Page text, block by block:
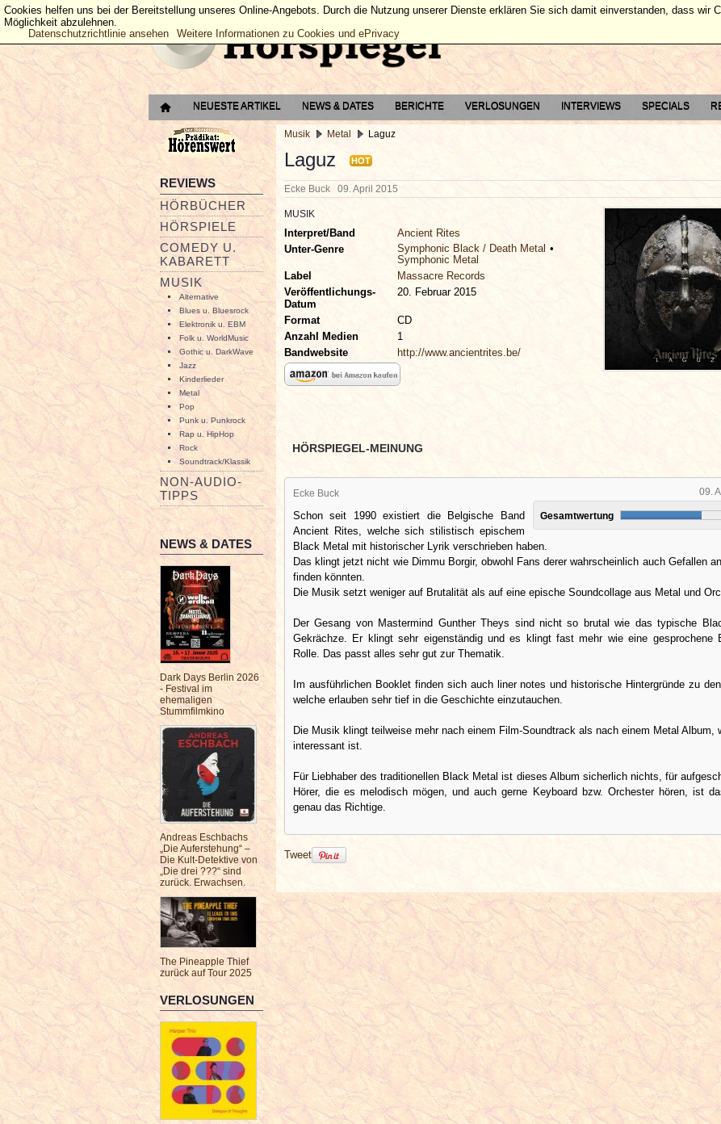
NEUESTE ARTIKEL NEWS & DATES BERICHTE VERLOSUNGEN INTERVIEWS SPECIALS
REVIEWS
HÖRBÜCHER
HÖRSPIELE
COMEDY U.
KABARETT
MUSIK
Alternative
Blues u. Bluesrock
Elektronik u. EBM
Folk u. WorldMusic
Gothic u. DarkWave
Jazz
Kinderlieder
Metal
Pop
Punk u. Punkrock
Rap u. HipHop
Rock
Soundtrack/Klassik
NON-AUDIO-
TIPPS
NEWS & DATES
Dark Days Berlin 2026
- Festival im
ehemaligen
Stummfilmkino
Andreas Eschbachs
„Die Auferstehung“ –
Die Kult-Detektive von
„Die drei ???“ sind
zurück. Erwachsen.
The Pineapple Thief
zurück auf Tour 2025
VERLOSUNGEN
Musik Metal Laguz
Laguz HOT
Ecke Buck 09. April 2015
MUSIK
Interpret/Band
Ancient Rites
Unter-Genre
Symphonic Black / Death Metal
Symphonic Metal
Label
Massacre Records
Veröffentlichungs-
Datum
20. Februar 2015
Format
CD
Anzahl Medien
1
Bandwebsite
http://www.ancientrites.be/
HÖRSPIEGEL-MEINUNG
09.
Ecke Buck
Gesamtwertung
Schon seit 1990 existiert die Belgische Band
Ancient Rites, welche sich stilistisch epischem
Black Metal mit historischer Lyrik verschrieben haben.
Das klingt jetzt nicht wie Dimmu Borgir, obwohl Fans derer wahrscheinlich auch Gefallen an
finden könnten.
Die Musik setzt weniger auf Brutalität als auf eine epische Soundcollage aus Metal und
Der Gesang von Mastermind Gunther Theys sind nicht so brutal wie das typische
Gekrächze. Er klingt sehr eigenständig und es klingt fast mehr wie eine gesprochene
Rolle. Das passt alles sehr gut zur Thematik.
Im ausführlichen Booklet finden sich auch liner notes und historische Hintergründe zu den
welche erlauben sehr tief in die Geschichte einzutauchen.
Die Musik klingt teilweise mehr nach einem Film-Soundtrack als nach einem Metal Album,
interessant ist.
Für Liebhaber des traditionellen Black Metal ist dieses Album sicherlich nichts, für
Hörer, die es melodisch mögen, und auch gerne Keyboard bzw. Orchester hören, ist
genau das Richtige.
Tweet
Cookies helfen uns bei der Bereitstellung unseres Online-Angebots. Durch die Nutzung unserer Dienste erklären Sie sich damit einverstanden, dass wir
Möglichkeit abzulehnen.
Datenschutzrichtlinie ansehen
Weitere Informationen zu Cookies und ePrivacy